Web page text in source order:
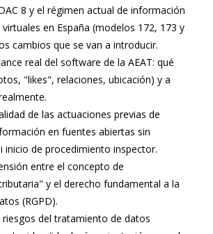
8 y el régimen actual de información
en España (modelos 172, 173 y
cambios que se van a introducir.
real del software de la AEAT: qué
"likes", relaciones, ubicación) y a
de las actuaciones previas de
en fuentes abiertas sin
inicio de procedimiento inspector.
entre el concepto de
y el derecho fundamental a la
(RGPD).
del tratamiento de datos